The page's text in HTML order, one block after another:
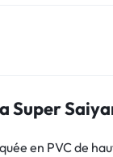
Super
en PVC de